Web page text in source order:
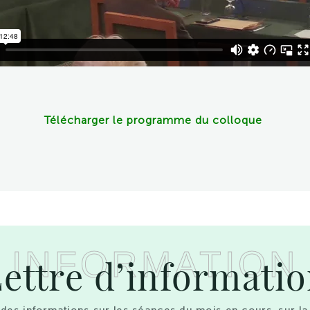
Télécharger le programme du colloque
INFORMATION